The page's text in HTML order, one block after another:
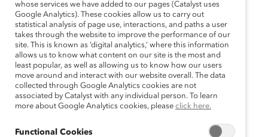
whose services we have added to our pages (Catalyst uses
Google Analytics). These cookies allow us to carry out
statistical analysis of page use, interactions, and paths a user
takes through the website to improve the performance of our
site. This is known as ‘digital analytics,’ where this information
allows us to know what content on our site is the most and
least popular, as well as allowing us to know how our users
move around and interact with our website overall. The data
collected through Google Analytics cookies are not
associated by Catalyst with any individual person. To learn
more about Google Analytics cookies, please click here.
Functional Cookies